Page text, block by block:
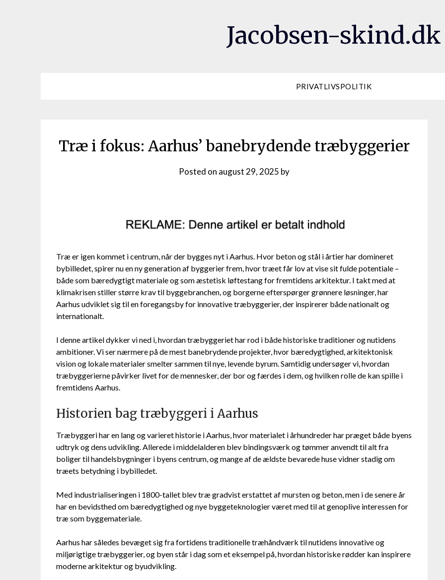
Jacobsen-skind.dk
PRIVATLIVSPOLITIK
Træ i fokus: Aarhus’ banebrydende træbyggerier
Posted on august 29, 2025 by
Træ er igen kommet i centrum, når der bygges nyt i Aarhus. Hvor beton og stål i årtier har domineret
bybilledet, spirer nu en ny generation af byggerier frem, hvor træet får lov at vise sit fulde potentiale –
både som bæredygtigt materiale og som æstetisk løftestang for fremtidens arkitektur. I takt med at
klimakrisen stiller større krav til byggebranchen, og borgerne efterspørger grønnere løsninger, har
Aarhus udviklet sig til en foregangsby for innovative træbyggerier, der inspirerer både nationalt og
internationalt.
I denne artikel dykker vi ned i, hvordan træbyggeriet har rod i både historiske traditioner og nutidens
ambitioner. Vi ser nærmere på de mest banebrydende projekter, hvor bæredygtighed, arkitektonisk
vision og lokale materialer smelter sammen til nye, levende byrum. Samtidig undersøger vi, hvordan
træbyggerierne påvirker livet for de mennesker, der bor og færdes i dem, og hvilken rolle de kan spille i
fremtidens Aarhus.
Historien bag træbyggeri i Aarhus
Træbyggeri har en lang og varieret historie i Aarhus, hvor materialet i århundreder har præget både byens
udtryk og dens udvikling. Allerede i middelalderen blev bindingsværk og tømmer anvendt til alt fra
boliger til handelsbygninger i byens centrum, og mange af de ældste bevarede huse vidner stadig om
træets betydning i bybilledet.
Med industrialiseringen i 1800-tallet blev træ gradvist erstattet af mursten og beton, men i de senere år
har en bevidsthed om bæredygtighed og nye byggeteknologier været med til at genoplive interessen for
træ som byggemateriale.
Aarhus har således bevæget sig fra fortidens traditionelle træhåndværk til nutidens innovative og
miljørigtige træbyggerier, og byen står i dag som et eksempel på, hvordan historiske rødder kan inspirere
moderne arkitektur og byudvikling.